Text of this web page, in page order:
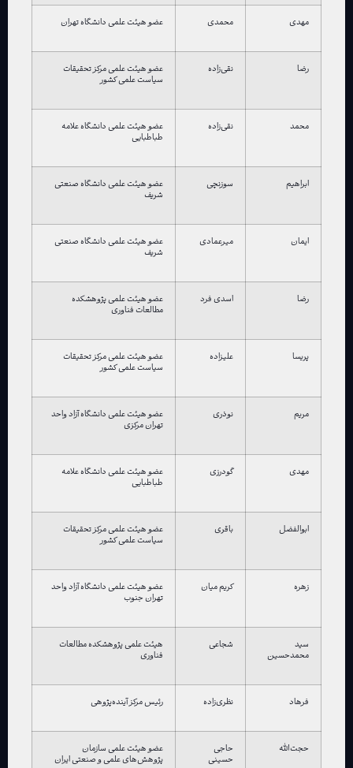
مهدی محمدی عضو هیئت علمی دانشگاه تهران
رضا نقی‌زاده عضو هیئت علمی مرکز تحقیقات
سیاست علمی کشور
محمد نقی‌زاده عضو هیئت علمی دانشگاه علامه
طباطبایی
ابراهیم سوزنچی عضو هیئت علمی دانشگاه صنعتی
شریف
ایمان میرعمادی عضو هیئت علمی دانشگاه صنعتی
شریف
رضا اسدی فرد عضو هیئت علمی پژوهشکده
مطالعات فناوری
پریسا علیزاده عضو هیئت علمی مرکز تحقیقات
سیاست علمی کشور
مریم نوذری عضو هیئت علمی دانشگاه آزاد واحد
تهران مرکزی
مهدی گودرزی عضو هیئت علمی دانشگاه علامه
طباطبایی
ابوالفضل باقری عضو هیئت علمی مرکز تحقیقات
سیاست علمی کشور
زهره کریم میان عضو هیئت علمی دانشگاه آزاد واحد
تهران جنوب
سید
محمدحسین
شجاعی هیئت علمی پژوهشکده مطالعات
فناوری
فرهاد نظری‌زاده رئیس مرکز آینده‌پژوهی
حجت‌الله حاجی
حسینی
عضو هیئت علمی سازمان
پژوهش‌های علمی و صنعتی ایران